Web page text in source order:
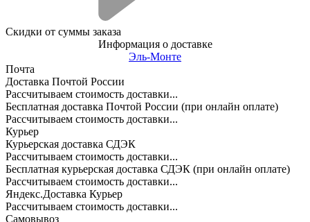
Скидки от суммы заказа
Информация о доставке
Эль-Монте
Почта
Доставка Почтой России
Рассчитываем стоимость доставки...
Бесплатная доставка Почтой России (при онлайн оплате)
Рассчитываем стоимость доставки...
Курьер
Курьерская доставка СДЭК
Рассчитываем стоимость доставки...
Бесплатная курьерская доставка СДЭК (при онлайн оплате)
Рассчитываем стоимость доставки...
Яндекс.Доставка Курьер
Рассчитываем стоимость доставки...
Самовывоз